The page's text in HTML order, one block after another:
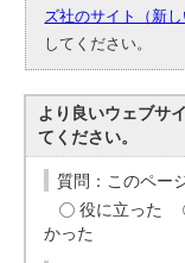
ズ社のサイト（新
してください。
より良いウェブサ
てください。
質問：このペー
役に立った
かった